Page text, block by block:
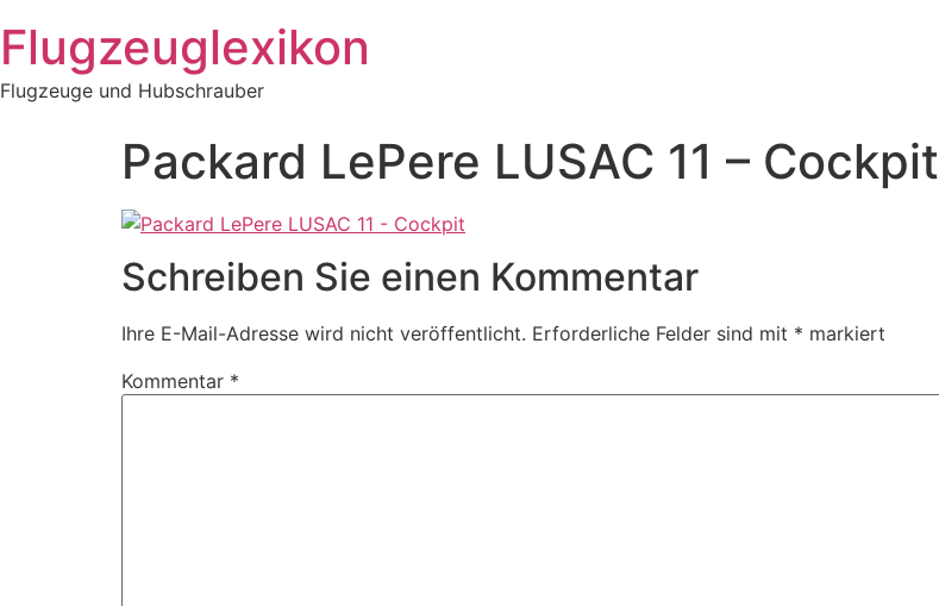
Inhalt
springen
Flugzeuglexikon
Flugzeuge und Hubschrauber
Packard LePere LUSAC 11 – Cockpit
Schreiben Sie einen Kommentar
Ihre E-Mail-Adresse wird nicht veröffentlicht. Erforderliche Felder sind mit * markiert
Kommentar *